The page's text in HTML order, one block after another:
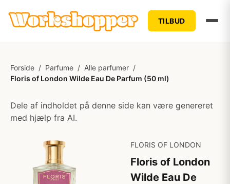
TILBUD
Forside / Parfume / Alle parfumer /
Floris of London Wilde Eau De Parfum (50 ml)
Dele af indholdet på denne side kan være genereret
med hjælp fra AI.
FLORIS OF LONDON
Floris of London
Wilde Eau De